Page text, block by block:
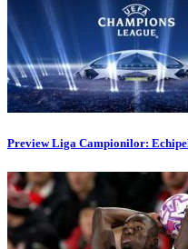
Preview Liga Campionilor: